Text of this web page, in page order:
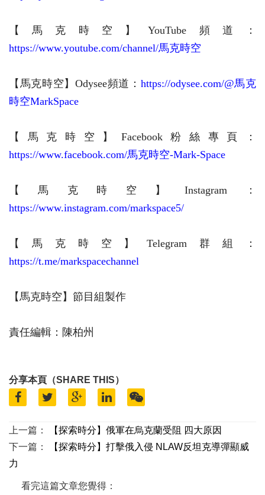
【馬克時空】YouTube頻道：
https://www.youtube.com/channel/馬克時空
【馬克時空】Odysee頻道： https://odysee.com/@馬克
時空MarkSpace
【馬克時空】Facebook粉絲專頁：
https://www.facebook.com/馬克時空-Mark-Space
【馬克時空】 Instagram：
https://www.instagram.com/markspace5/
【馬克時空】Telegram群組：
https://t.me/markspacechannel
【馬克時空】節目組製作
責任編輯：陳柏州
分享本頁（SHARE THIS）
上一篇：
【探索時分】俄軍在烏克蘭受阻 四大原因
下一篇：
【探索時分】打擊俄入侵 NLAW反坦克導彈顯威
力
看完這篇文章您覺得：